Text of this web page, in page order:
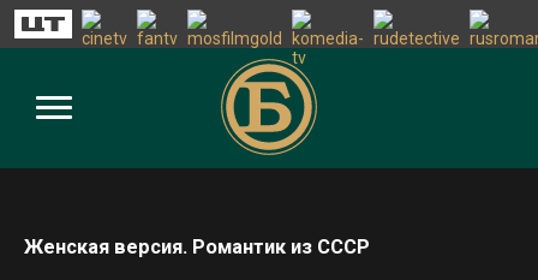
Женская версия. Романтик из СССР